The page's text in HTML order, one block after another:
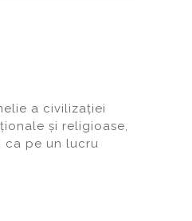
a civilizației
și religioase,
ca pe un lucru